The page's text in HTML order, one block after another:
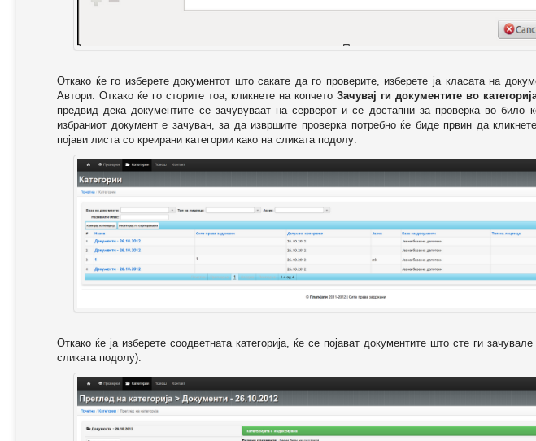
Откако ќе го изберете документот што сакате да го проверите, изберете ја класата на
Автори. Откако ќе го сторите тоа, кликнете на копчетоЗачувај ги документите во
предвид дека документите се зачувуваат на серверот и се достапни за проверка во било
избраниот документ е зачуван, за да извршите проверка потребно ќе биде првин да
појави листа со креирани категории како на сликата подолу:
Откако ќе ја изберете соодветната категорија, ќе се појават документите што сте ги
сликата подолу).